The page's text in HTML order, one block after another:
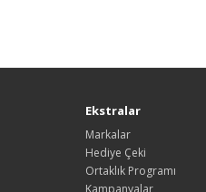
Ekstralar
Markalar
Hediye Çeki
Ortaklık Programı